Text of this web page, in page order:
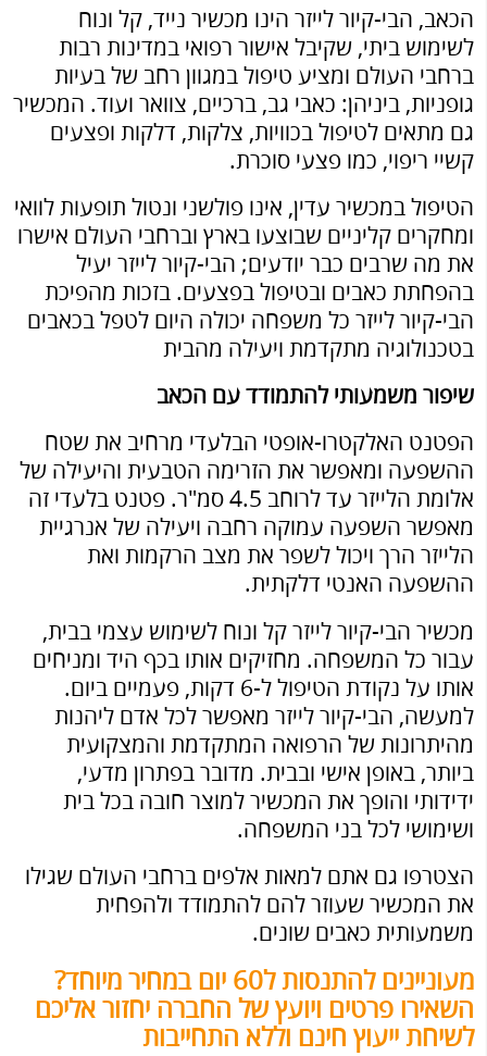
הכאב, הבי-קיור לייזר הינו מכשיר נייד, קל ונוח
לשימוש ביתי, שקיבל אישור רפואי במדינות רבות
ברחבי העולם ומציע טיפול במגוון רחב של בעיות
גופניות, ביניהן: כאבי גב, ברכיים, צוואר ועוד. המכשיר
גם מתאים לטיפול בכוויות, צלקות, דלקות ופצעים
קשיי ריפוי, כמו פצעי סוכרת.
הטיפול במכשיר עדין, אינו פולשני ונטול תופעות לוואי
ומחקרים קליניים שבוצעו בארץ וברחבי העולם אישרו
את מה שרבים כבר יודעים; הבי-קיור לייזר יעיל
בהפחתת כאבים ובטיפול בפצעים. בזכות מהפיכת
הבי-קיור לייזר כל משפחה יכולה היום לטפל בכאבים
בטכנולוגיה מתקדמת ויעילה מהבית
שיפור משמעותי להתמודד עם הכאב
הפטנט האלקטרו-אופטי הבלעדי מרחיב את שטח
ההשפעה ומאפשר את הזרימה הטבעית והיעילה של
אלומת הלייזר עד לרוחב 4.5 סמ"ר. פטנט בלעדי זה
מאפשר השפעה עמוקה רחבה ויעילה של אנרגיית
הלייזר הרך ויכול לשפר את מצב הרקמות ואת
ההשפעה האנטי דלקתית.
מכשיר הבי-קיור לייזר קל ונוח לשימוש עצמי בבית,
עבור כל המשפחה. מחזיקים אותו בכף היד ומניחים
אותו על נקודת הטיפול ל-6 דקות, פעמיים ביום.
למעשה, הבי-קיור לייזר מאפשר לכל אדם ליהנות
מהיתרונות של הרפואה המתקדמת והמצקועית
ביותר, באופן אישי ובבית. מדובר בפתרון מדעי,
ידידותי והופך את המכשיר למוצר חובה בכל בית
ושימושי לכל בני המשפחה.
הצטרפו גם אתם למאות אלפים ברחבי העולם שגילו
את המכשיר שעוזר להם להתמודד ולהפחית
משמעותית כאבים שונים.
מעוניינים להתנסות ל60 יום במחיר מיוחד?
השאירו פרטים ויועץ של החברה יחזור אליכם
לשיחת ייעוץ חינם וללא התחייבות